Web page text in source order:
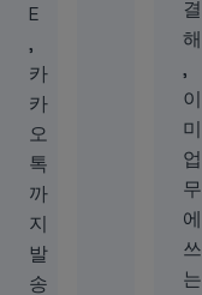
E
,
카
카
오
톡
까
지
발
송
결
해
,
이
미
업
무
에
쓰
는